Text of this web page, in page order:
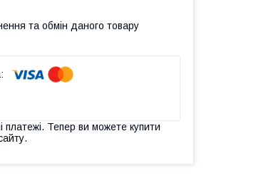
та обмін даного товару
платежі. Тепер ви можете купити